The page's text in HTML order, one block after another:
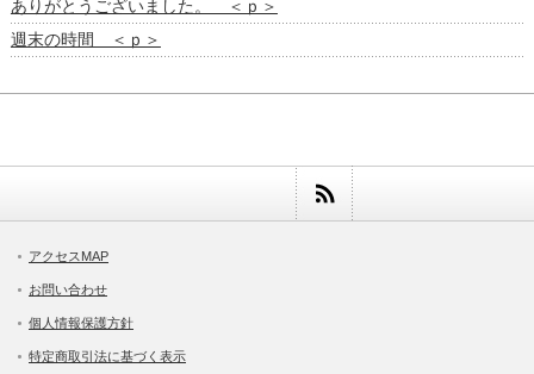
ありがとうございました。 ＜ｐ＞
週末の時間 ＜ｐ＞
アクセスMAP
お問い合わせ
個人情報保護方針
特定商取引法に基づく表示